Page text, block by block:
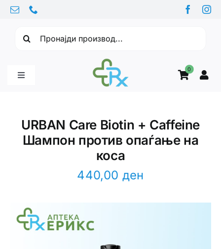
Skip
content
0
Toggle
Витамини
Здравствени проблеми
URBAN Care Biotin + Caffeine
Шампон против опаѓање на
коса
440,00 ден